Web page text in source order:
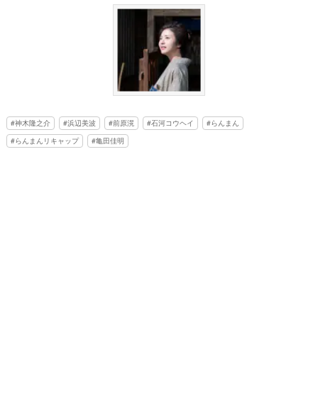
神木隆之介 浜辺美波 前原滉 石河コウヘイ
らんまん
らんまんリキャップ
亀田佳明